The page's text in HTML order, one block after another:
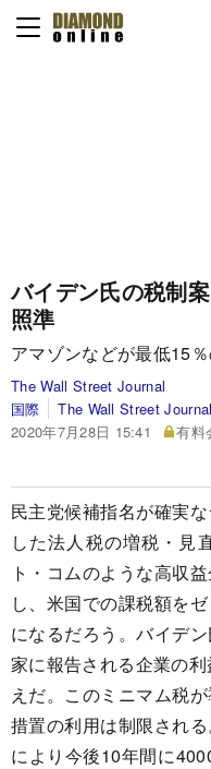
バイデン氏の税制
照準
アマゾンなどが最低15
The Wall Street Journal
国際
The Wall Street
2020年7月28日 15:41
有料
民主党候補指名が確実
した法人税の増税・見
ト・コムのような高収
し、米国での課税額を
になるだろう。バイデ
家に報告される企業の
えだ。このミニマム税
措置の利用は制限され
により今後10年間に